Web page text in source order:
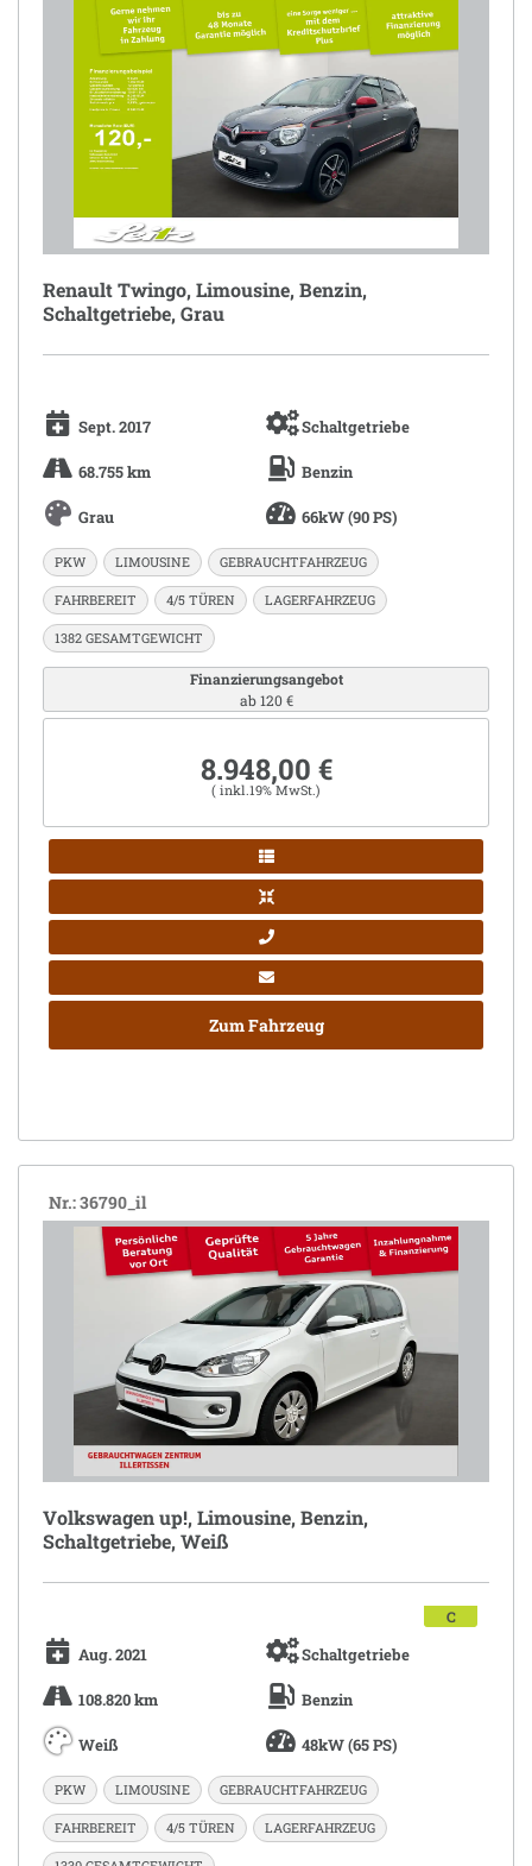
Renault Twingo, Limousine, Benzin,
Schaltgetriebe, Grau
Sept. 2017 Schaltgetriebe
68.755 km Benzin
Grau 66kW (90 PS)
PKW LIMOUSINE GEBRAUCHTFAHRZEUG
FAHRBEREIT 4/5 TÜREN LAGERFAHRZEUG
1382 GESAMTGEWICHT
Finanzierungsangebot
ab 120 €
8.948,00 €
( inkl.19% MwSt.)
Zum Fahrzeug
Nr.: 36790_il
Volkswagen up!, Limousine, Benzin,
Schaltgetriebe, Weiß
Aug. 2021 Schaltgetriebe
108.820 km Benzin
Weiß 48kW (65 PS)
C
PKW LIMOUSINE GEBRAUCHTFAHRZEUG
FAHRBEREIT 4/5 TÜREN LAGERFAHRZEUG